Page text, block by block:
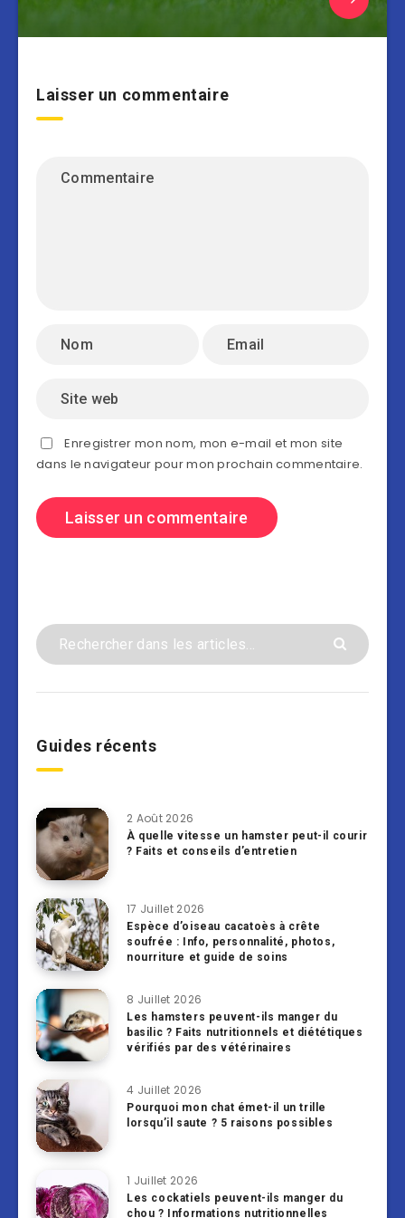
Laisser un commentaire
Enregistrer mon nom, mon e-mail et mon site
dans le navigateur pour mon prochain commentaire.
Guides récents
2 Août 2026
À quelle vitesse un hamster peut-il courir
? Faits et conseils d’entretien
17 Juillet 2026
Espèce d’oiseau cacatoès à crête
soufrée : Info, personnalité, photos,
nourriture et guide de soins
8 Juillet 2026
Les hamsters peuvent-ils manger du
basilic ? Faits nutritionnels et diététiques
vérifiés par des vétérinaires
4 Juillet 2026
Pourquoi mon chat émet-il un trille
lorsqu’il saute ? 5 raisons possibles
1 Juillet 2026
Les cockatiels peuvent-ils manger du
chou ? Informations nutritionnelles